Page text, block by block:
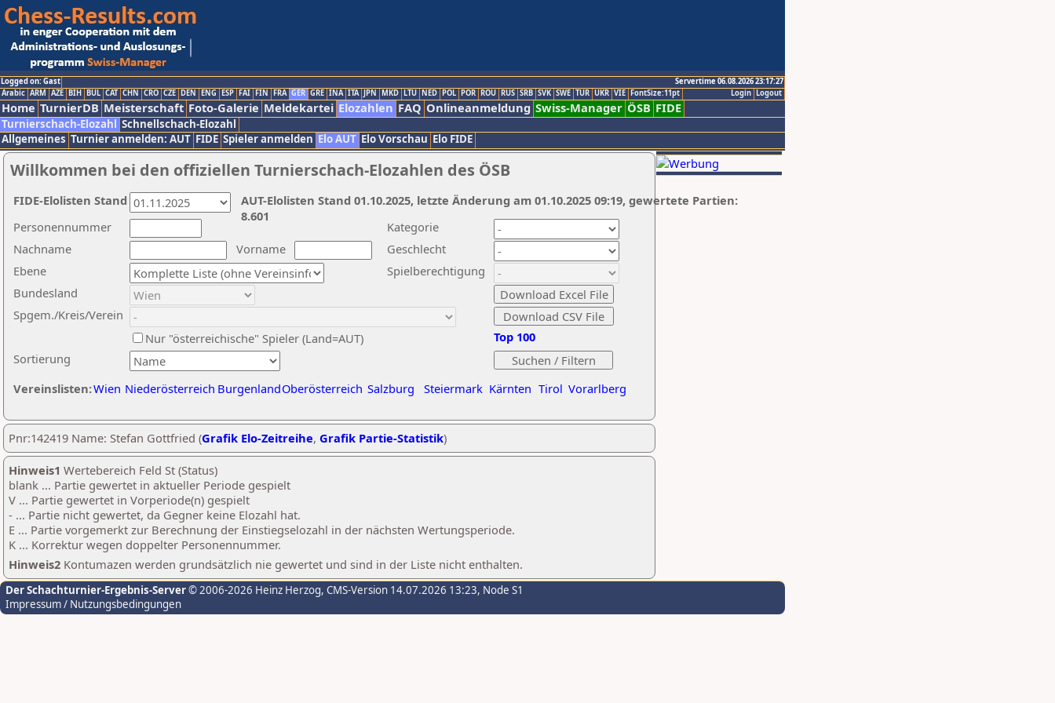
Logged on: Gast
Servertime 06.08.2026 23:17:27
Logout
Login
Arabic ARM AZE BIH BUL CAT CHN CRO CZE DEN ENG ESP FAI FIN FRA GER GRE INA ITA JPN MKD LTU NED POL POR ROU RUS SRB SVK SWE TUR UKR VIE FontSize:11pt
Home TurnierDB Meisterschaft Foto-Galerie Meldekartei Elozahlen FAQ Onlineanmeldung Swiss-Manager ÖSB FIDE
Turnierschach-Elozahl Schnellschach-Elozahl
Allgemeines Turnier anmelden: AUT FIDE Spieler anmelden Elo AUT Elo Vorschau Elo FIDE
Willkommen bei den offiziellen Turnierschach-Elozahlen des ÖSB
Nachname
Vorname
Ebene
Kategorie
Sortierung
Personennummer
Bundesland
Spgem./Kreis/Verein
Geschlecht
Nur "österreichische" Spieler (Land=AUT)
Spielberechtigung
Vereinslisten:Wien Niederösterreich BurgenlandOberösterreich Salzburg Steiermark Kärnten Tirol Vorarlberg
Top 100
AUT-Elolisten Stand 01.10.2025, letzte Änderung am 01.10.2025 09:19, gewertete Partien:
8.601
FIDE-Elolisten Stand
Pnr:142419 Name: Stefan Gottfried (Grafik Elo-Zeitreihe, Grafik Partie-Statistik)
Hinweis1 Wertebereich Feld St (Status)
blank ... Partie gewertet in aktueller Periode gespielt
V ... Partie gewertet in Vorperiode(n) gespielt
- ... Partie nicht gewertet, da Gegner keine Elozahl hat.
E ... Partie vorgemerkt zur Berechnung der Einstiegselozahl in der nächsten Wertungsperiode.
K ... Korrektur wegen doppelter Personennummer.
Hinweis2 Kontumazen werden grundsätzlich nie gewertet und sind in der Liste nicht enthalten.
Der Schachturnier-Ergebnis-Server© 2006-2026 Heinz Herzog, CMS-Version 14.07.2026 13:23, Node S1
Impressum / Nutzungsbedingungen